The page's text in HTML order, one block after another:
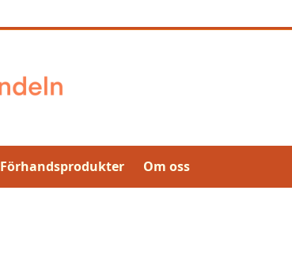
Förhandsprodukter Om oss